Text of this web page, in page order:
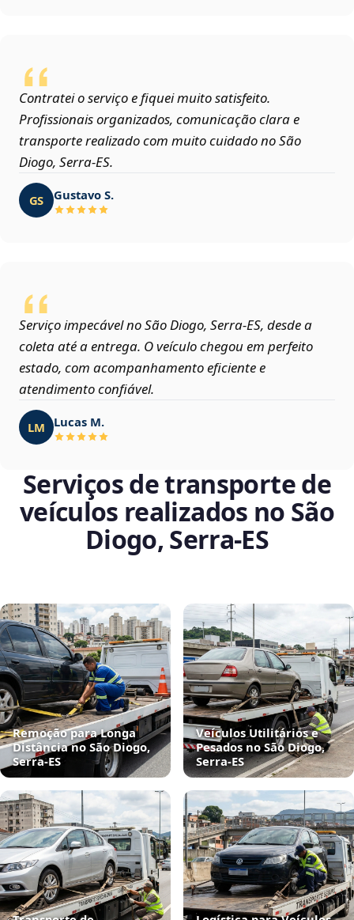
Contratei o serviço e fiquei muito satisfeito.
Profissionais organizados, comunicação clara e
transporte realizado com muito cuidado no São
Diogo, Serra‑ES.
GS Gustavo S.
Serviço impecável no São Diogo, Serra‑ES, desde a
coleta até a entrega. O veículo chegou em perfeito
estado, com acompanhamento eficiente e
atendimento confiável.
LM Lucas M.
Serviços de transporte de
veículos realizados no São
Diogo, Serra‑ES
Remoção para Longa
Distância no São Diogo,
Serra‑ES
Veículos Utilitários e
Pesados no São Diogo,
Serra‑ES